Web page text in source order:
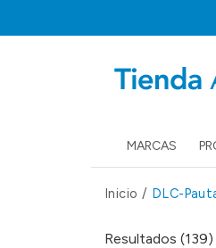
MARCAS
Inicio / DLC-
Resultados (139)